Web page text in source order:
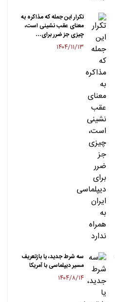
تکرار این جمله که مذاکره به
معنای عقب نشینی است،
چیزی جز ضرر برای…
۱۴۰۴/۱۱/۱۳
سه شرط جدید، یا بازتعریف
مسیر دیپلماسی با آمریکا
۱۴۰۴/۸/۱۴